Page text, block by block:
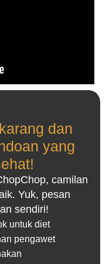
dan
yang
camilan
Yuk, pesan
sendiri!
untuk diet
pengawet